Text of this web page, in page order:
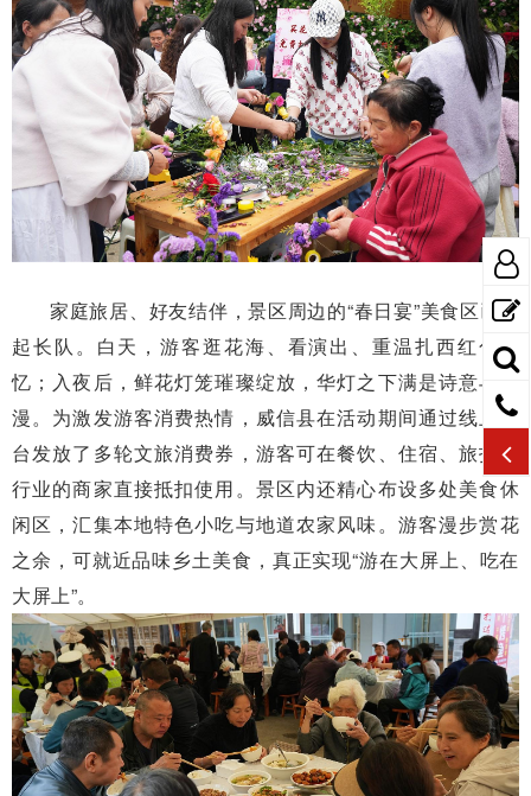
家庭旅居、好友结伴，景区周边的“春日宴”美食区已排
起长队。白天，游客逛花海、看演出、重温扎西红色记
忆；入夜后，鲜花灯笼璀璨绽放，华灯之下满是诗意与浪
漫。为激发游客消费热情，威信县在活动期间通过线上平
台发放了多轮文旅消费券，游客可在餐饮、住宿、旅拍等
行业的商家直接抵扣使用。景区内还精心布设多处美食休
闲区，汇集本地特色小吃与地道农家风味。游客漫步赏花
之余，可就近品味乡土美食，真正实现“游在大屏上、吃在
大屏上”。